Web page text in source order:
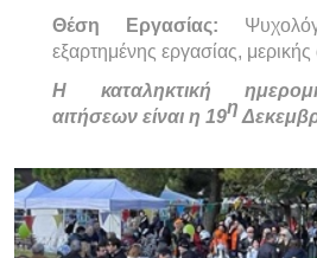
Θέση Εργασίας:
εξαρτημένης εργασίας,
Η καταληκτική
αιτήσεων είναι η 19η